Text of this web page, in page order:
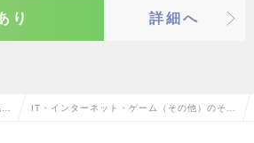
り 詳細へ
IT・インターネット・ゲーム（その他）のその